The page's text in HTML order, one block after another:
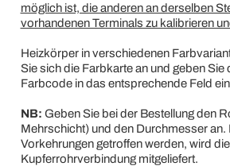
möglich ist, die anderen an derselben
vorhandenen Terminals zu kalibrieren
Heizkörper in verschiedenen
Sie sich die Farbkarte an und geben Sie
Farbcode in das entsprechende Feld
NB: Geben Sie bei der Bestellung den
Mehrschicht) und den Durchmesser an.
Vorkehrungen getroffen werden, wird
Kupferrohrverbindung mitgeliefert.